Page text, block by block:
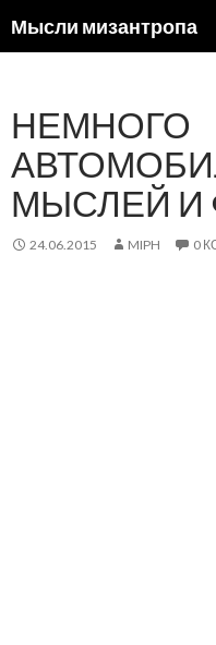
Мысли мизантропа
НЕМНОГО
МЫСЛЕЙ И
24.06.2015 MIPH 0